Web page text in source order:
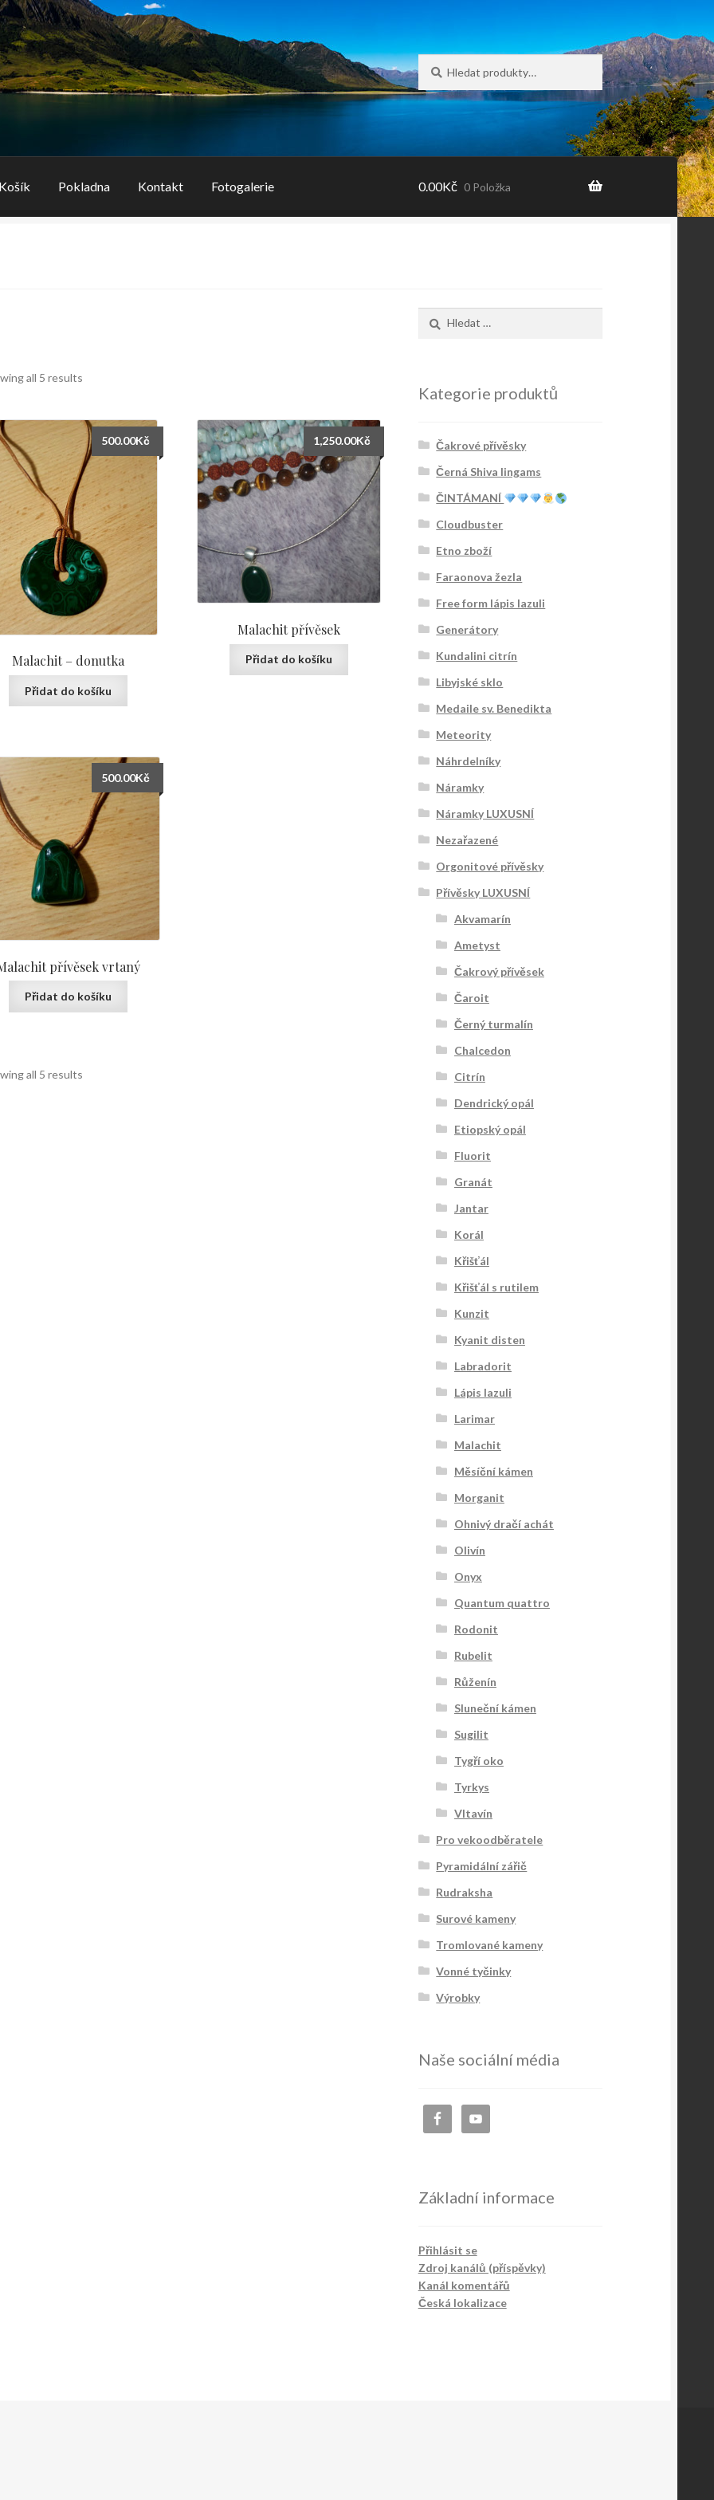
Hledat:
Hledat
Pokladna Kontakt Fotogalerie 0.00Kč 0 Položka
all 5 results
Malachit – donutka
500.00Kč
Přidat do košíku
Malachit přívěsek
1,250.00Kč
Přidat do košíku
přívěsek vrtaný
500.00Kč
Přidat do košíku
all 5 results
Kategorie produktů
Čakrové přívěsky
Černá Shiva lingams
ČINTÁMANÍ
Cloudbuster
Etno zboží
Faraonova žezla
Free form lápis lazuli
Generátory
Kundalini citrín
Libyjské sklo
Medaile sv. Benedikta
Meteority
Náhrdelníky
Náramky
Náramky LUXUSNÍ
Nezařazené
Orgonitové přívěsky
Přívěsky LUXUSNÍ
Akvamarín
Ametyst
Čakrový přívěsek
Čaroit
Černý turmalín
Chalcedon
Citrín
Dendrický opál
Etiopský opál
Fluorit
Granát
Jantar
Korál
Křišťál
Křišťál s rutilem
Kunzit
Kyanit disten
Labradorit
Lápis lazuli
Larimar
Malachit
Měsíční kámen
Morganit
Ohnivý dračí achát
Olivín
Onyx
Quantum quattro
Rodonit
Rubelit
Růženín
Sluneční kámen
Sugilit
Tygří oko
Tyrkys
Vltavín
Pro vekoodběratele
Pyramidální zářič
Rudraksha
Surové kameny
Tromlované kameny
Vonné tyčinky
Výrobky
Naše sociální média
Základní informace
Přihlásit se
Zdroj kanálů (příspěvky)
Kanál komentářů
Česká lokalizace